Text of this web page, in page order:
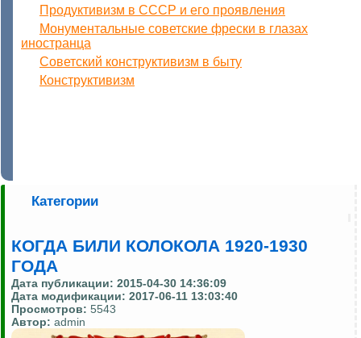
Продуктивизм в СССР и его проявления
Монументальные советские фрески в глазах
иностранца
Cоветский конструктивизм в быту
Конструктивизм
Категории
КОГДА БИЛИ КОЛОКОЛА 1920-1930
ГОДА
Дата публикации: 2015-04-30 14:36:09
Дата модификации: 2017-06-11 13:03:40
Просмотров: 5543
Автор: admin